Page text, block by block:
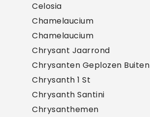
Celosia
Chamelaucium
Chamelaucium
Chrysant Jaarrond
Chrysanten Geplozen Buiten
Chrysanth 1 St
Chrysanth Santini
Chrysanthemen